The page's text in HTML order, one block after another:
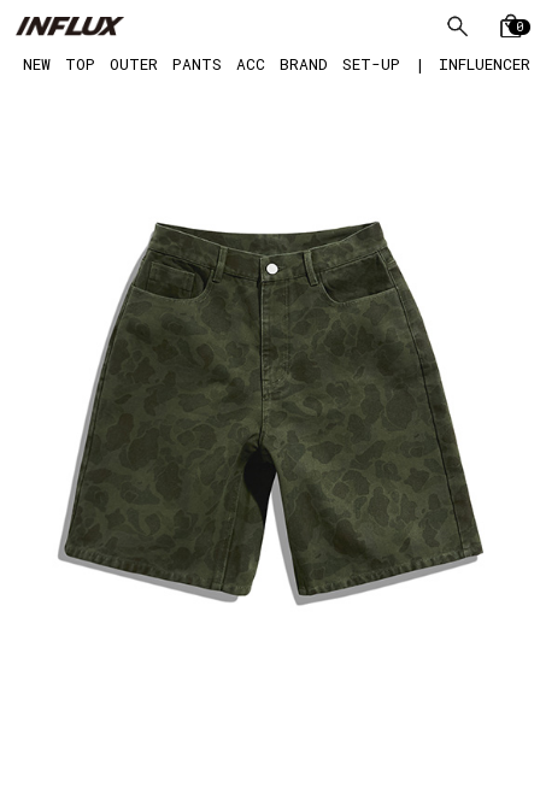
0
NEW TOP OUTER PANTS ACC BRAND SET-UP | INFLUENCER